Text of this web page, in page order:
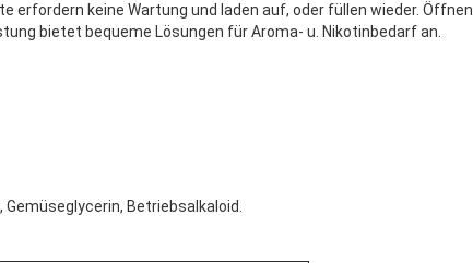
erfordern keine Wartung und laden auf, oder füllen wieder. Öffnen
bietet bequeme Lösungen für Aroma- u. Nikotinbedarf an.
Betriebsalkaloid.